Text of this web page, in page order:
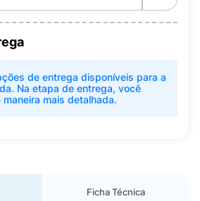
de entrega disponíveis para a
Na etapa de entrega, você
mais detalhada.
Ficha Técnica